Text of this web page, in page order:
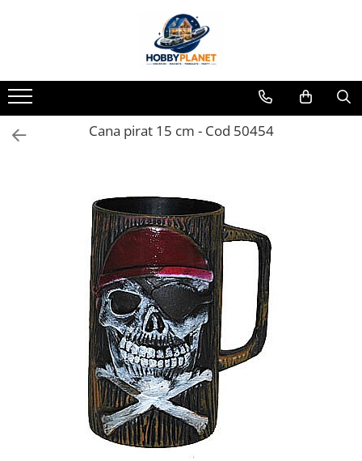
MINIATURI CASUTE PAPUSI
Accesorii miniaturale
Accesorii miniaturale diverse
Curatenie si Intretinere
Iluminat miniatural
Obiecte casnice miniaturale
Portelan deluxe cu aur 24K
Textile si lenjerii miniaturale
Vesela si servire miniaturi
Mobilier miniatural
Baie miniaturala
Bucatarie miniatura
Dormitor miniatural
Exterior miniatural
Living miniatural
Seturi mobilier miniatural
Cana pirat 15 cm - Cod 50454